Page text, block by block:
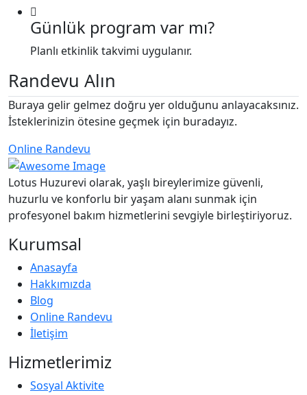
Günlük program var mı?
Planlı etkinlik takvimi uygulanır.
Randevu Alın
Buraya gelir gelmez doğru yer olduğunu anlayacaksınız.
İsteklerinizin ötesine geçmek için buradayız.
Online Randevu
Lotus Huzurevi olarak, yaşlı bireylerimize güvenli,
huzurlu ve konforlu bir yaşam alanı sunmak için
profesyonel bakım hizmetlerini sevgiyle birleştiriyoruz.
Kurumsal
Anasayfa
Hakkımızda
Blog
Online Randevu
İletişim
Hizmetlerimiz
Sosyal Aktivite